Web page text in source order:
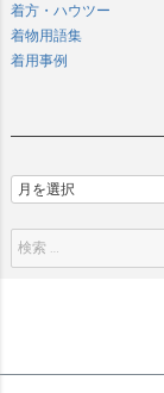
着方・ハウツー
着物用語集
着用事例